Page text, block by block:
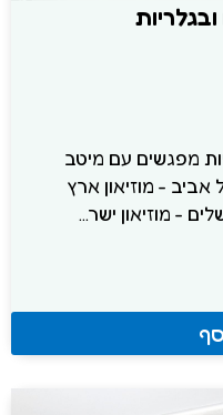
מפגשים עם מיטב
- מוזיאון ארץ
- מוזיאון ישר...